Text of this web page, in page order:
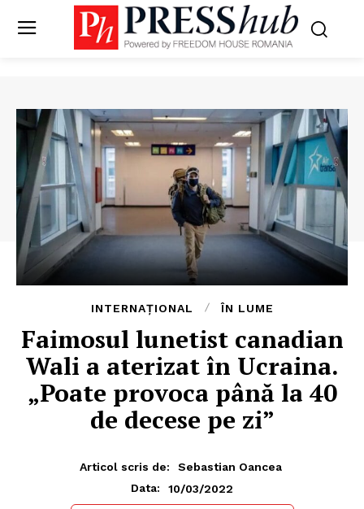
INTERNAȚIONAL ÎN LUME
Faimosul lunetist canadian
Wali a aterizat în Ucraina.
„Poate provoca până la 40
de decese pe zi”
Articol scris de:
Sebastian Oancea
Data:
10/03/2022